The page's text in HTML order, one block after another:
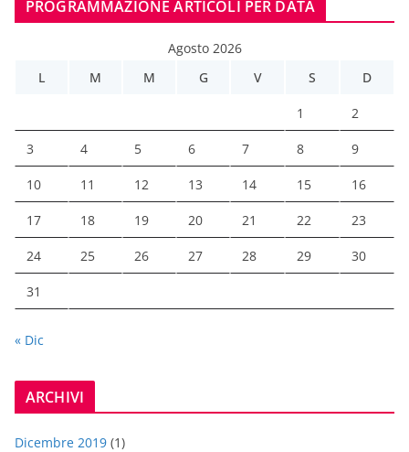
PROGRAMMAZIONE ARTICOLI PER DATA
Agosto 2026
L
M M G V S D
1 2
3 4 5 6 7 8 9
10 11 12 13 14 15 16
17 18 19 20 21 22 23
24 25 26 27 28 29 30
31
« Dic
ARCHIVI
Dicembre 2019 (1)